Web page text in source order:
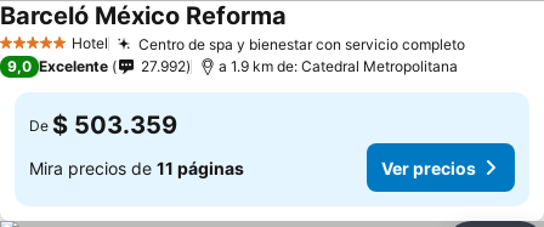
5 Estrellas Hotel Centro de spa y bienestar con servicio completo
Barceló México Reforma
9,0 Excelente 27.992 a 1.9 km de: Catedral Metropolitana
De $ 503.359
Mira precios de 11 páginas Ver precios